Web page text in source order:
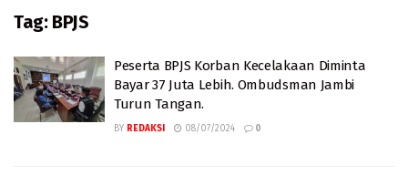
Tag: BPJS
Peserta BPJS Korban Kecelakaan Diminta
Bayar 37 Juta Lebih. Ombudsman Jambi
Turun Tangan.
BY REDAKSI 08/07/2024 0